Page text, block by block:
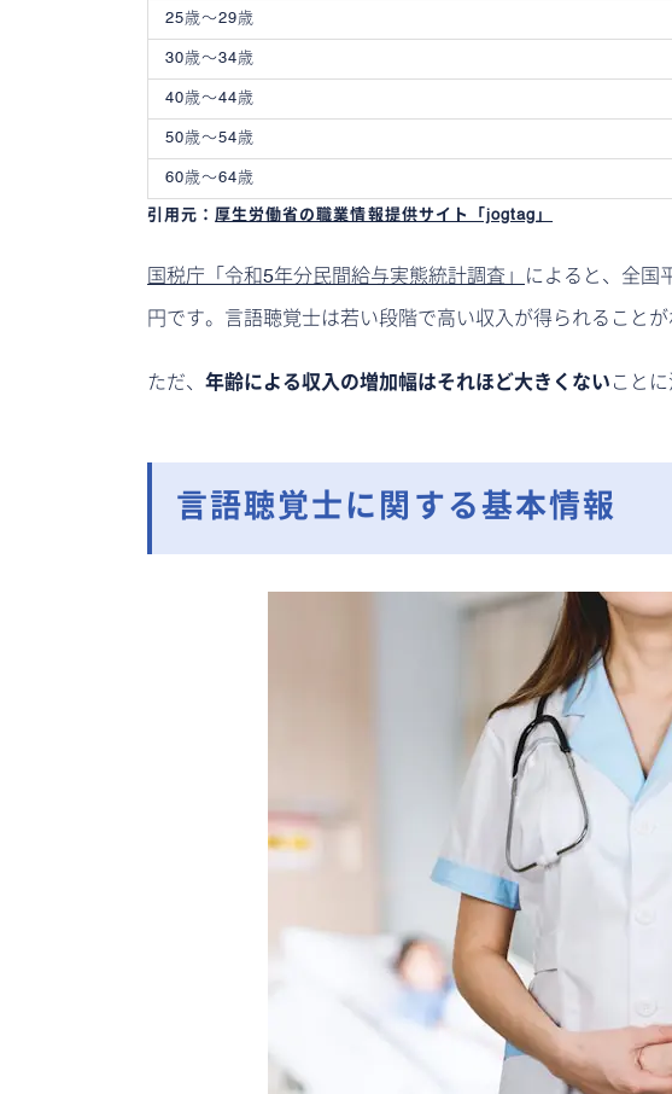
25歳〜29歳
30歳〜34歳
40歳〜44歳
50歳〜54歳
60歳〜64歳
引用元： 厚生労働省の職業情報提供サイト「jogtag」
国税庁「令和5年分民間給与実態統計調査」 によると、全国
円です。言語聴覚士は若い段階で高い収入が得られることが
ただ、 年齢による収入の増加幅はそれほど大きくない こと
言語聴覚士に関する基本情報